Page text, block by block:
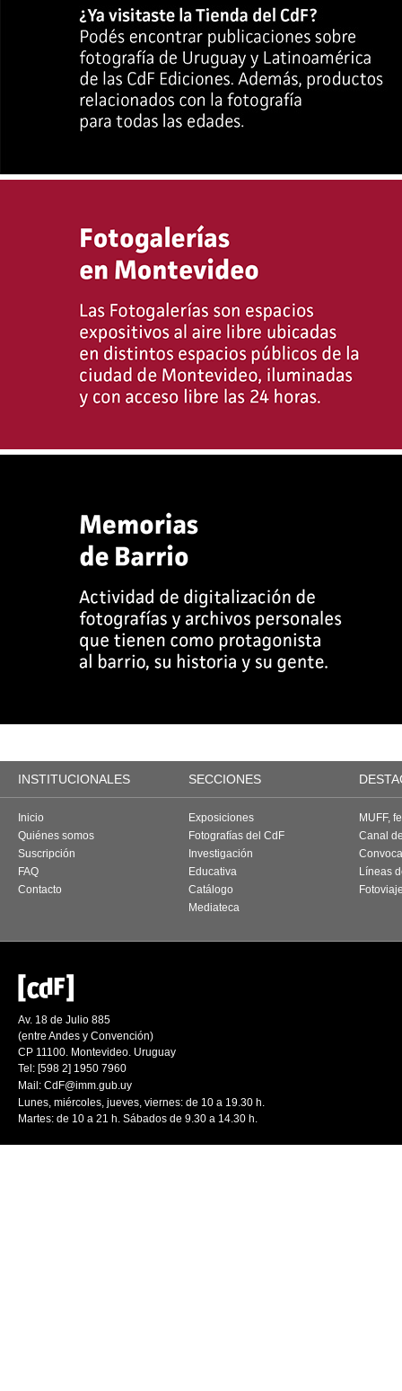
INSTITUCIONALES SECCIONES
Inicio
Quiénes somos
Suscripción
FAQ
Contacto
Exposiciones
Fotografías del CdF
Investigación
Educativa
Catálogo
Mediateca
MUFF,
Canal
Líneas
Av. 18 de Julio 885
(entre Andes y Convención)
CP 11100. Montevideo. Uruguay
Tel: [598 2] 1950 7960
Mail: CdF@imm.gub.uy
Lunes, miércoles, jueves, viernes: de 10 a 19.30 h.
Martes: de 10 a 21 h. Sábados de 9.30 a 14.30 h.